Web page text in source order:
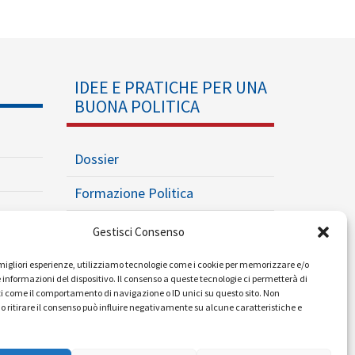
Gestisci Consenso
esperienze, utilizziamo tecnologie come i cookie per memorizzare e/o
del dispositivo. Il consenso a queste tecnologie ci permetterà di
come il comportamento di navigazione o ID unici su questo sito. Non
ritirare il consenso può influire negativamente su alcune caratteristiche e
IDEE E PRATICHE PER UNA
BUONA POLITICA
Dossier
Formazione Politica
Eventi
Ricerche e Analisi